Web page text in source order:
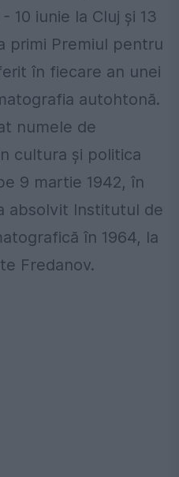
10 iunie la Cluj şi 13
primi Premiul pentru
în fiecare an unei
autohtonă.
numele de
cultura şi politica
9 martie 1942, în
absolvit Institutul de
în 1964, la
Fredanov.